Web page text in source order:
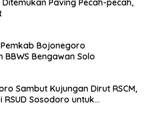
Paving Pecah-pecah,
Bojonegoro
Bengawan Solo
Sambut Kujungan Dirut RSCM,
Sosodoro untuk